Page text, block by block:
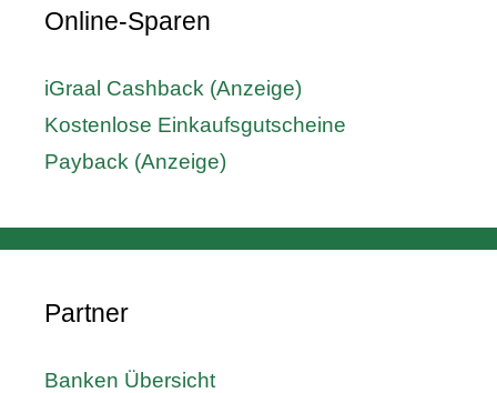
Online-Sparen
iGraal Cashback (Anzeige)
Kostenlose Einkaufsgutscheine
Payback (Anzeige)
Partner
Banken Übersicht